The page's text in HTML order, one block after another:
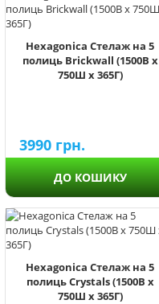
Hexagonica Стелаж на 5
полиць Brickwall (1500В х
750Ш х 365Г)
3990 грн.
ДО КОШИКУ
Hexagonica Стелаж на 5
полиць Crystals (1500В х
750Ш х 365Г)